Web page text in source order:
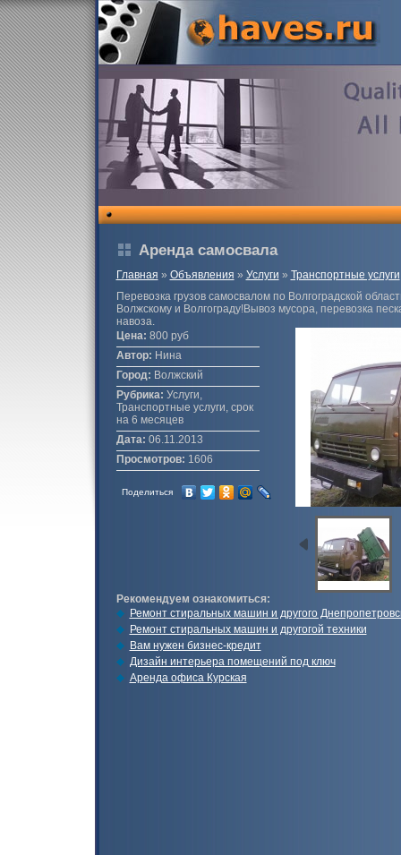
Аренда самосвала
Главная » Объявления » Услуги » Транспортные услуги
Перевозка грузов самосвалом по Волгоградской
Волжскому и Волгограду!Вывоз мусора, перевозка
навоза.
Цена: 800 руб
Автор: Нина
Город: Волжский
Рубрика: Услуги,
Транспортные услуги, срок
на 6 месяцев
Дата: 06.11.2013
Просмотров: 1606
Поделиться
Рекомендуем ознакомиться:
Ремонт стиральных машин и другого
Ремонт стиральных машин и другогой техники
Вам нужен бизнес-кредит
Дизайн интерьера помещений под ключ
Аренда офиса Курская